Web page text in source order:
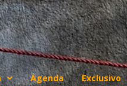
Agenda Exclusivo